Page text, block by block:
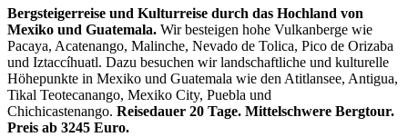
Bergsteigerreise und Kulturreise durch das Hochland von
Mexiko und Guatemala. Wir besteigen hohe Vulkanberge wie
Pacaya, Acatenango, Malinche, Nevado de Tolica, Pico de Orizaba
und Iztaccíhuatl. Dazu besuchen wir landschaftliche und kulturelle
Höhepunkte in Mexiko und Guatemala wie den Atitlansee, Antigua,
Tikal Teotecanango, Mexiko City, Puebla und
Chichicastenango. Reisedauer 20 Tage. Mittelschwere Bergtour.
Preis ab 3245 Euro.